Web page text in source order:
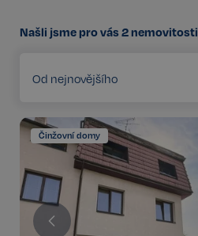
Našli jsme pro vás 2nemovitosti
Od nejnovějšího
Činžovní domy